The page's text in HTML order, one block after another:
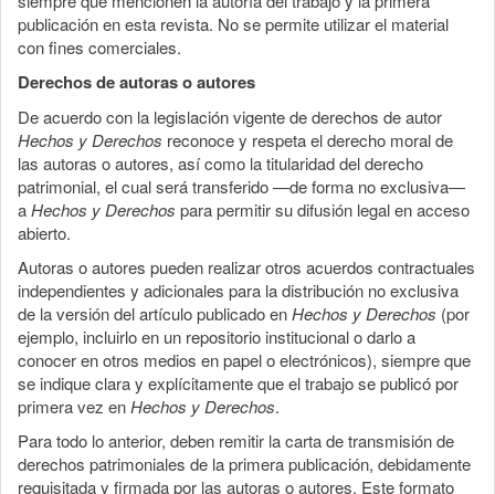
publicación en esta revista. No se permite utilizar el material
con fines comerciales.
Derechos de autoras o autores
De acuerdo con la legislación vigente de derechos de autor
Hechos y Derechos reconoce y respeta el derecho moral de
las autoras o autores, así como la titularidad del derecho
patrimonial, el cual será transferido —de forma no exclusiva—
aHechos y Derechos para permitir su difusión legal en acceso
abierto.
Autoras o autores pueden realizar otros acuerdos contractuales
independientes y adicionales para la distribución no exclusiva
de la versión del artículo publicado enHechos y Derechos (por
ejemplo, incluirlo en un repositorio institucional o darlo a
conocer en otros medios en papel o electrónicos), siempre que
se indique clara y explícitamente que el trabajo se publicó por
primera vez enHechos y Derechos.
Para todo lo anterior, deben remitir la carta de transmisión de
derechos patrimoniales de la primera publicación, debidamente
requisitada y firmada por las autoras o autores. Este formato